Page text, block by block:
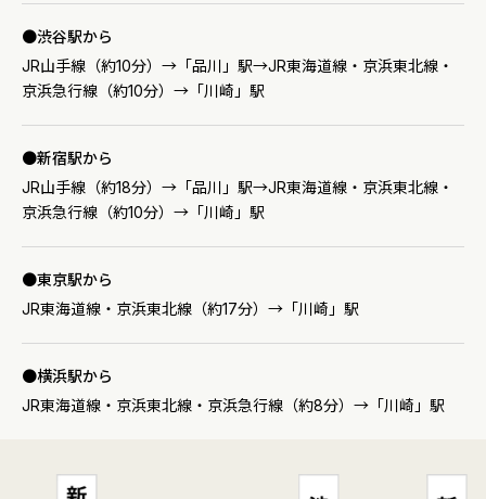
渋谷駅から
JR山手線（約10分）→「品川」駅→JR東海道線・京浜東北線・
京浜急行線（約10分）→「川崎」駅
新宿駅から
JR山手線（約18分）→「品川」駅→JR東海道線・京浜東北線・
京浜急行線（約10分）→「川崎」駅
東京駅から
JR東海道線・京浜東北線（約17分）→「川崎」駅
横浜駅から
JR東海道線・京浜東北線・京浜急行線（約8分）→「川崎」駅